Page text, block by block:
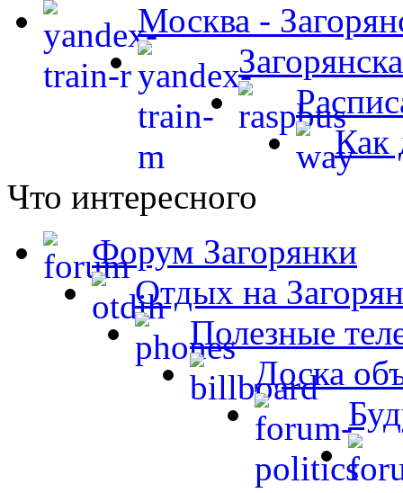
Москва -
Как
Что интересного
Форум Загорянки
Отдых на
Полезные
Доска